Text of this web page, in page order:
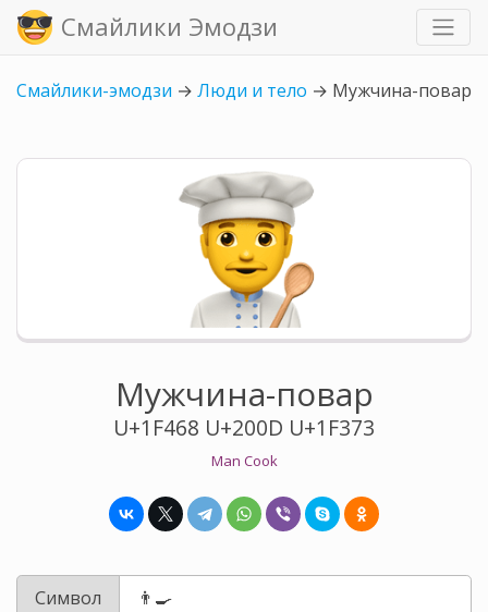
Смайлики Эмодзи
Смайлики-эмодзи → Люди и тело → Мужчина-повар
Мужчина-повар
U+1F468 U+200D U+1F373
Man Cook
Символ